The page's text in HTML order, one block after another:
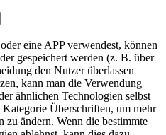
eine APP verwendest, können
gespeichert werden (z. B. über
den Nutzer überlassen
kann man die Verwendung
ähnlichen Technologien selbst
Überschriften, um mehr
zu ändern. Wenn die bestimmte